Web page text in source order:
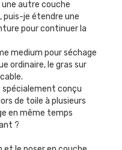
une autre couche
puis-je étendre une
pour continuer la
medium pour séchage
ordinaire, le gras sur
spécialement conçu
de toile à plusieurs
en même temps
?